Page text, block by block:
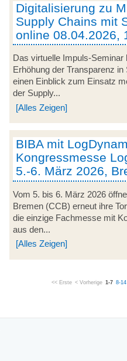
Digitalisierung zu
Supply Chains mit
online 08.04.2026,
Das virtuelle Impuls-Seminar
Erhöhung der Transparenz
einen Einblick zum Einsatz
der Supply...
[Alles Zeigen]
BIBA mit
Kongressmesse
5.-6. März 2026,
Vom 5. bis 6. März 2026
Bremen (CCB) erneut ihre
die einzige Fachmesse mit
aus den...
[Alles Zeigen]
<< Erste < Vorherige 1-7 8-14